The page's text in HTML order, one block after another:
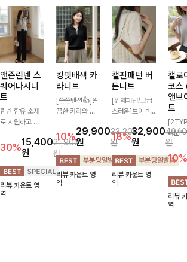
앤즌린넨 스
퀘어나시니
트
린넨 함유 소재
로 시원하고 쾌
좋은 나시 니트
🌿 깔끔한 스퀘
어넥 디자인이
쇄골 라인을 더
욱 여리하고 여
성스럽게 연출해
30%15,400
원
21,900
원
리뷰 카운트 영
역
킹밋배색 카
라니트
[쫀쫀텐션👍]깔
끔한 카라와 반
만나 하나만 입
어도 완성도 높
은 스타일링을
연출해드려요 부
담 없이 즐기기
좋은 데일리 니
10%29,900
원
33,200
원
리뷰 카운트 영
역
캘핀패턴 버
튼니트
[입체패턴/고급
스러움]브이넥
패턴이 어우러져
포인트 있게 즐
기기 좋은 가디
건 🤍 가볍게 걸
쳐주기만 해도
스타일리시한 무
18%32,900
원
원
리뷰 카운트 영
역
캘로
코스
앤브
트
라운
넥 두
인으
맞게 선
한 베
🤍 깔
엣과
착용감
10%
리뷰
역